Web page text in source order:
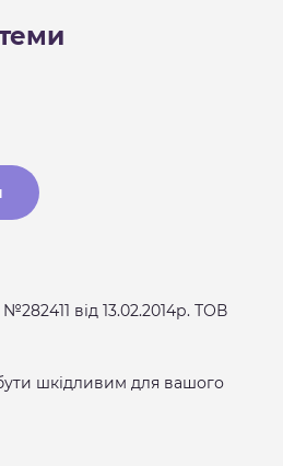
від 13.02.2014р. ТОВ
шкідливим для вашого